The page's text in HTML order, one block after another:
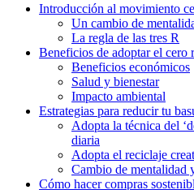
Introducción al movimiento
Un cambio de
La regla de las tres R
Beneficios de adoptar el cero
Beneficios económicos
Salud y bienestar
Impacto ambiental
Estrategias para reducir tu
Adopta la técnica del
diaria
Adopta el reciclaje
Cambio de mentalidad
Cómo hacer compras